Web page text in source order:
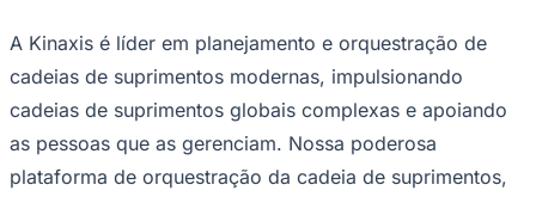
A Kinaxis é líder em planejamento e orquestração de
cadeias de suprimentos modernas, impulsionando
cadeias de suprimentos globais complexas e apoiando
as pessoas que as gerenciam. Nossa poderosa
plataforma de orquestração da cadeia de suprimentos,